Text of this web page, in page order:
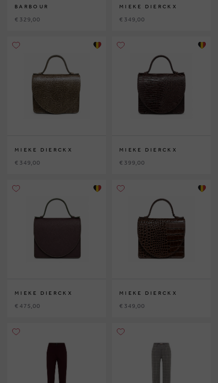
BARBOUR
€ 329,00
MIEKE DIERCKX
€ 349,00
MIEKE DIERCKX
€ 349,00
MIEKE DIERCKX
€ 399,00
MIEKE DIERCKX
€ 475,00
MIEKE DIERCKX
€ 349,00